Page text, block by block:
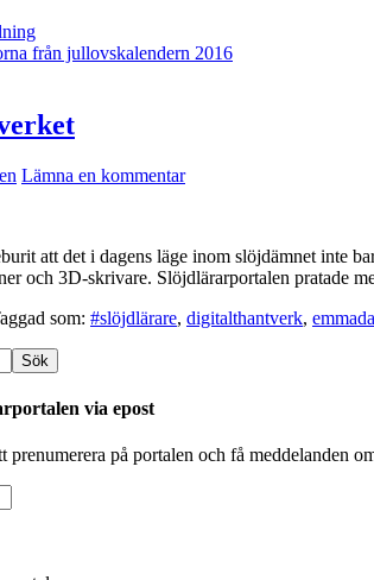
från jullovskalendern 2016
Lämna en kommentar
att det i dagens läge inom slöjdämnet inte
och 3D-skrivare. Slöjdlärarportalen pratade
som: #slöjdlärare, digitalthantverk,
via epost
prenumerera på portalen och få meddelanden